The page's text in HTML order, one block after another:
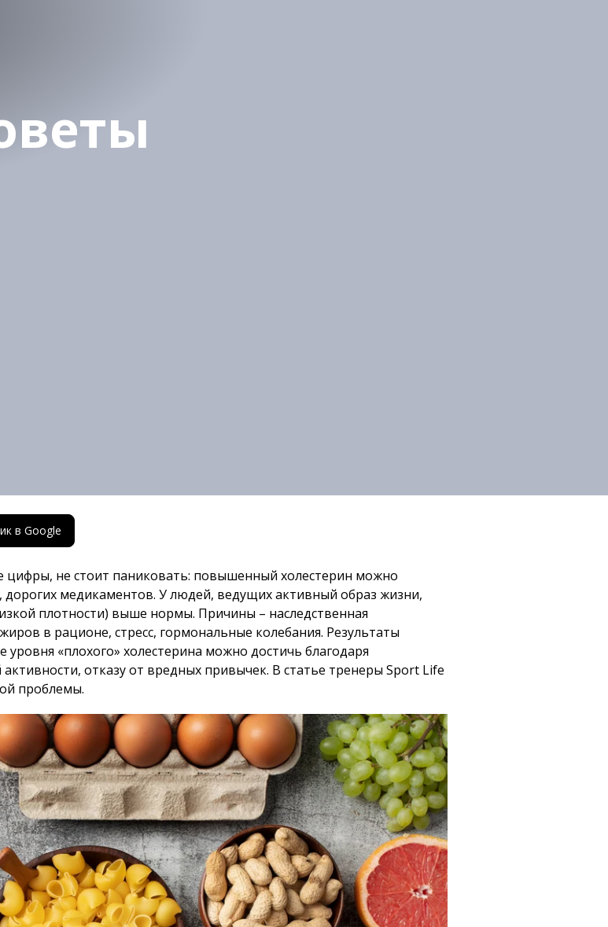
в Google
не стоит паниковать: повышенный холестерин можно
дорогих медикаментов. У людей, ведущих активный образ жизни,
плотности) выше нормы. Причины – наследственная
в рационе, стресс, гормональные колебания. Результаты
«плохого» холестерина можно достичь благодаря
отказу от вредных привычек. В статье тренеры Sport Life
проблемы.